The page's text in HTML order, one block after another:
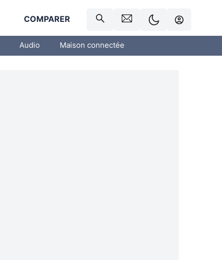
COMPARER
Audio Maison connectée